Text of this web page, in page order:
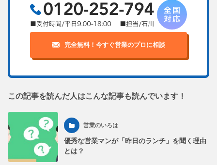
完全無料！今すぐ営業のプロに相談
この記事を読んだ人はこんな記事も読んでいます！
営業のいろは
優秀な営業マンが「昨日のランチ」を聞く理由
とは？